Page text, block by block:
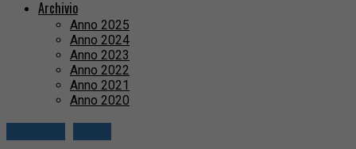
Archivio
Anno 2025
Anno 2024
Anno 2023
Anno 2022
Anno 2021
Anno 2020